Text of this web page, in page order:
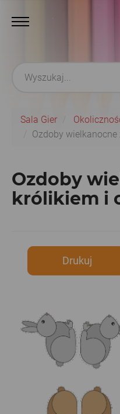
Sala Gier
Ozdoby
Ozdoby
królikiem i
Drukuj